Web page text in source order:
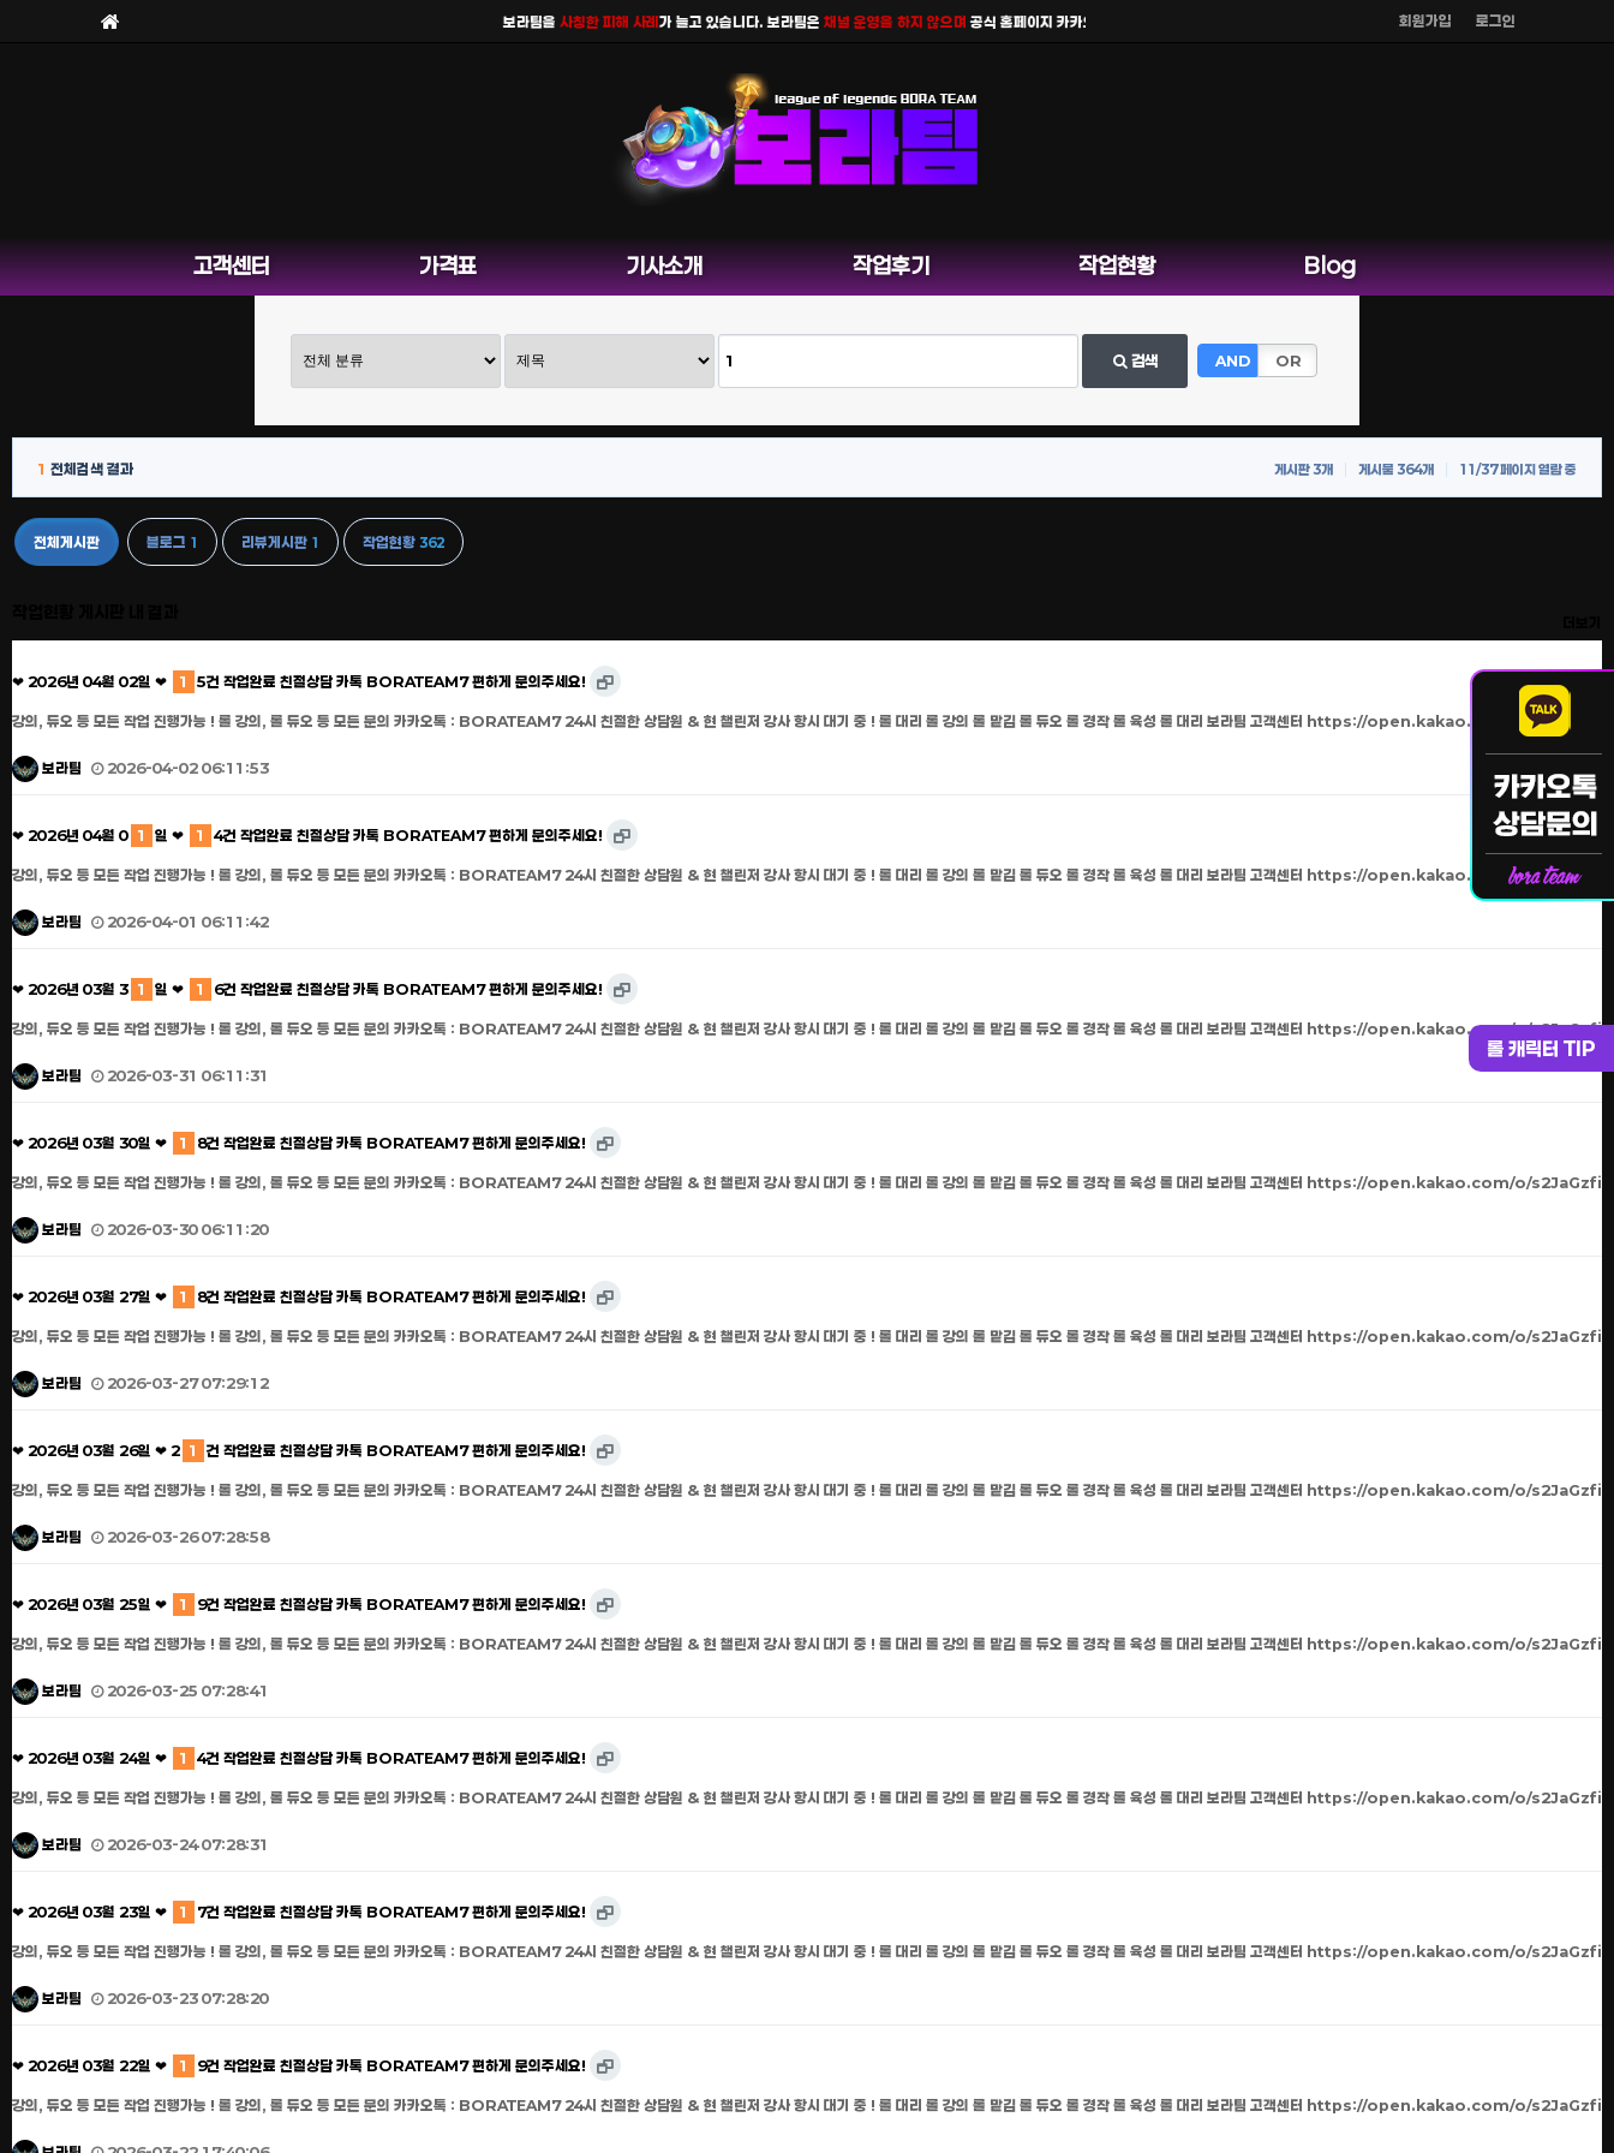
회원가입 로그인
보라팀을사칭한 피해 사례 가 늘고 있습니다. 보라팀은채널 운영을 하지 않으며공식 홈페이지 카카오톡 외 다른 채팅은 운영하지 않습니다.
롤 캐릭터 TIP
고객센터 가격표 기사소개 작업후기 작업현황 Blog
검색 AND OR
1 전체검색 결과 게시판 3개 게시물 364개 11/37 페이지 열람 중
전체게시판 블로그 1 리뷰게시판 1 작업현황 362
❤ 2026년 04월 02일 ❤ 1 5건 작업완료 친절상담 카톡 BORATEAM7 편하게 문의주세요!
강의, 듀오 등 모든 작업 진행가능 ! 롤 강의, 롤 듀오 등 모든 문의 카카오톡 : BORATEAM7 24시 친절한 상담원 & 현 챌린저 강사 항시 대기 중 ! 롤 대리 롤 강의 롤 맡김 롤 듀오 롤 경작 롤 육성 롤 대리 보라팀 고객센터 https://open.kakao.com/o/s2JaGzfi
보라팀 2026-04-02 06:11:53
❤ 2026년 04월 0 1 일 ❤ 1 4건 작업완료 친절상담 카톡 BORATEAM7 편하게 문의주세요!
강의, 듀오 등 모든 작업 진행가능 ! 롤 강의, 롤 듀오 등 모든 문의 카카오톡 : BORATEAM7 24시 친절한 상담원 & 현 챌린저 강사 항시 대기 중 ! 롤 대리 롤 강의 롤 맡김 롤 듀오 롤 경작 롤 육성 롤 대리 보라팀 고객센터 https://open.kakao.com/o/s2JaGzfi
보라팀 2026-04-01 06:11:42
❤ 2026년 03월 3 1 일 ❤ 1 6건 작업완료 친절상담 카톡 BORATEAM7 편하게 문의주세요!
강의, 듀오 등 모든 작업 진행가능 ! 롤 강의, 롤 듀오 등 모든 문의 카카오톡 : BORATEAM7 24시 친절한 상담원 & 현 챌린저 강사 항시 대기 중 ! 롤 대리 롤 강의 롤 맡김 롤 듀오 롤 경작 롤 육성 롤 대리 보라팀 고객센터 https://open.kakao.com/o/s2JaGzfi
보라팀 2026-03-31 06:11:31
❤ 2026년 03월 30일 ❤ 1 8건 작업완료 친절상담 카톡 BORATEAM7 편하게 문의주세요!
강의, 듀오 등 모든 작업 진행가능 ! 롤 강의, 롤 듀오 등 모든 문의 카카오톡 : BORATEAM7 24시 친절한 상담원 & 현 챌린저 강사 항시 대기 중 ! 롤 대리 롤 강의 롤 맡김 롤 듀오 롤 경작 롤 육성 롤 대리 보라팀 고객센터 https://open.kakao.com/o/s2JaGzfi
보라팀 2026-03-30 06:11:20
❤ 2026년 03월 27일 ❤ 1 8건 작업완료 친절상담 카톡 BORATEAM7 편하게 문의주세요!
강의, 듀오 등 모든 작업 진행가능 ! 롤 강의, 롤 듀오 등 모든 문의 카카오톡 : BORATEAM7 24시 친절한 상담원 & 현 챌린저 강사 항시 대기 중 ! 롤 대리 롤 강의 롤 맡김 롤 듀오 롤 경작 롤 육성 롤 대리 보라팀 고객센터 https://open.kakao.com/o/s2JaGzfi
보라팀 2026-03-27 07:29:12
❤ 2026년 03월 26일 ❤ 2 1 건 작업완료 친절상담 카톡 BORATEAM7 편하게 문의주세요!
강의, 듀오 등 모든 작업 진행가능 ! 롤 강의, 롤 듀오 등 모든 문의 카카오톡 : BORATEAM7 24시 친절한 상담원 & 현 챌린저 강사 항시 대기 중 ! 롤 대리 롤 강의 롤 맡김 롤 듀오 롤 경작 롤 육성 롤 대리 보라팀 고객센터 https://open.kakao.com/o/s2JaGzfi
보라팀 2026-03-26 07:28:58
❤ 2026년 03월 25일 ❤ 1 9건 작업완료 친절상담 카톡 BORATEAM7 편하게 문의주세요!
강의, 듀오 등 모든 작업 진행가능 ! 롤 강의, 롤 듀오 등 모든 문의 카카오톡 : BORATEAM7 24시 친절한 상담원 & 현 챌린저 강사 항시 대기 중 ! 롤 대리 롤 강의 롤 맡김 롤 듀오 롤 경작 롤 육성 롤 대리 보라팀 고객센터 https://open.kakao.com/o/s2JaGzfi
보라팀 2026-03-25 07:28:41
❤ 2026년 03월 24일 ❤ 1 4건 작업완료 친절상담 카톡 BORATEAM7 편하게 문의주세요!
강의, 듀오 등 모든 작업 진행가능 ! 롤 강의, 롤 듀오 등 모든 문의 카카오톡 : BORATEAM7 24시 친절한 상담원 & 현 챌린저 강사 항시 대기 중 ! 롤 대리 롤 강의 롤 맡김 롤 듀오 롤 경작 롤 육성 롤 대리 보라팀 고객센터 https://open.kakao.com/o/s2JaGzfi
보라팀 2026-03-24 07:28:31
❤ 2026년 03월 23일 ❤ 1 7건 작업완료 친절상담 카톡 BORATEAM7 편하게 문의주세요!
강의, 듀오 등 모든 작업 진행가능 ! 롤 강의, 롤 듀오 등 모든 문의 카카오톡 : BORATEAM7 24시 친절한 상담원 & 현 챌린저 강사 항시 대기 중 ! 롤 대리 롤 강의 롤 맡김 롤 듀오 롤 경작 롤 육성 롤 대리 보라팀 고객센터 https://open.kakao.com/o/s2JaGzfi
보라팀 2026-03-23 07:28:20
❤ 2026년 03월 22일 ❤ 1 9건 작업완료 친절상담 카톡 BORATEAM7 편하게 문의주세요!
강의, 듀오 등 모든 작업 진행가능 ! 롤 강의, 롤 듀오 등 모든 문의 카카오톡 : BORATEAM7 24시 친절한 상담원 & 현 챌린저 강사 항시 대기 중 ! 롤 대리 롤 강의 롤 맡김 롤 듀오 롤 경작 롤 육성 롤 대리 보라팀 고객센터 https://open.kakao.com/o/s2JaGzfi